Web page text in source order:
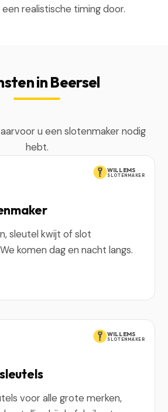
realistische timing door.
in Beersel
u een slotenmaker nodig
hebt.
WILLEMS
SLOTENMAKER
sleutel kwijt of slot
komen dag en nacht langs.
WILLEMS
SLOTENMAKER
voor alle grote merken,